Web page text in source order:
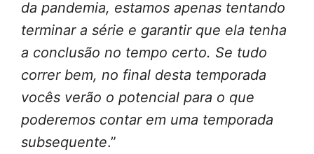
da pandemia, estamos apenas tentando
terminar a série e garantir que ela tenha
a conclusão no tempo certo. Se tudo
correr bem, no final desta temporada
vocês verão o potencial para o que
poderemos contar em uma temporada
subsequente.”